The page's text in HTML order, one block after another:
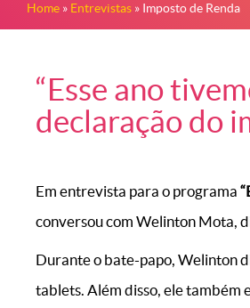
Home » Entrevistas » Imposto de Renda
“Esse ano
declaração do
Em entrevista para o programa
conversou com Welinton Mota,
Durante o bate-papo, Welinton
tablets. Além disso, ele também